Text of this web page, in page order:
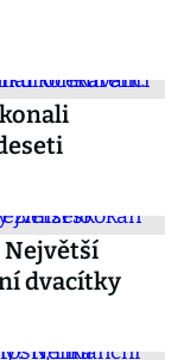
Největší
dvacítky